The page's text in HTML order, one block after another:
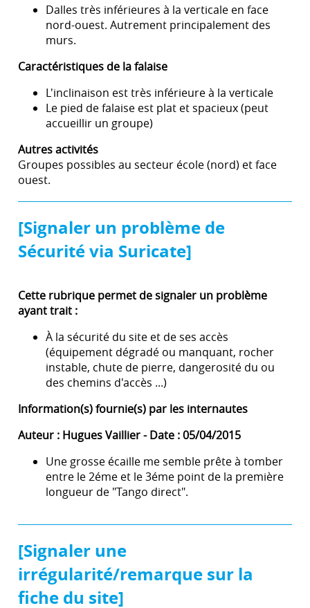
Dalles très inférieures à la verticale en face
nord-ouest. Autrement principalement des
murs.
Caractéristiques de la falaise
L'inclinaison est très inférieure à la verticale
Le pied de falaise est plat et spacieux (peut
accueillir un groupe)
Autres activités
Groupes possibles au secteur école (nord) et face
ouest.
[Signaler un problème de
Sécurité via Suricate]
Cette rubrique permet de signaler un problème
ayant trait :
À la sécurité du site et de ses accès
(équipement dégradé ou manquant, rocher
instable, chute de pierre, dangerosité du ou
des chemins d'accès ...)
Information(s) fournie(s) par les internautes
Auteur : Hugues Vaillier - Date : 05/04/2015
Une grosse écaille me semble prête à tomber
entre le 2éme et le 3éme point de la première
longueur de "Tango direct".
[Signaler une
irrégularité/remarque sur la
fiche du site]